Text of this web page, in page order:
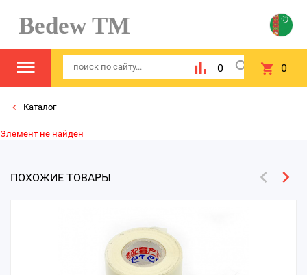
Bedew TM
0 0
Каталог
Элемент не найден
ПОХОЖИЕ ТОВАРЫ